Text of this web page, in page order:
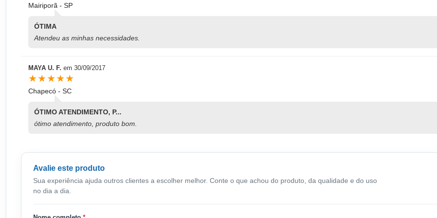
Mairiporã - SP
ÓTIMA
Atendeu as minhas necessidades.
MAYA U. F. em 30/09/2017
★★★★★
Chapecó - SC
ÓTIMO ATENDIMENTO, P...
ótimo atendimento, produto bom.
Avalie este produto
Sua experiência ajuda outros clientes a escolher melhor. Conte o que achou do produto, da qualidade e do uso
no dia a dia.